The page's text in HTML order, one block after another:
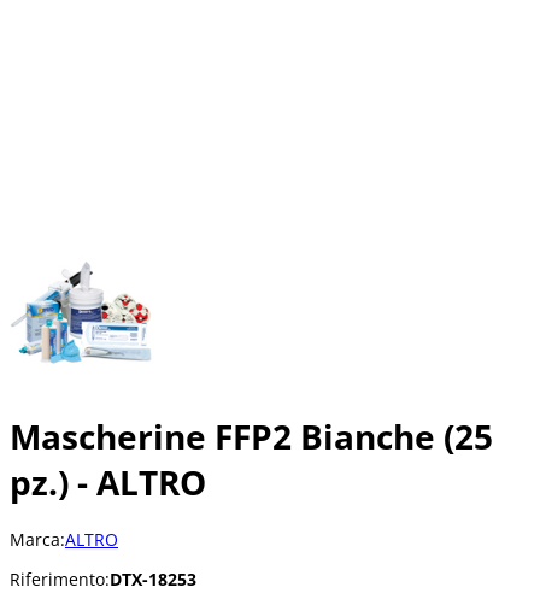
Mascherine FFP2 Bianche (25
pz.) - ALTRO
Marca:ALTRO
Riferimento:DTX-18253